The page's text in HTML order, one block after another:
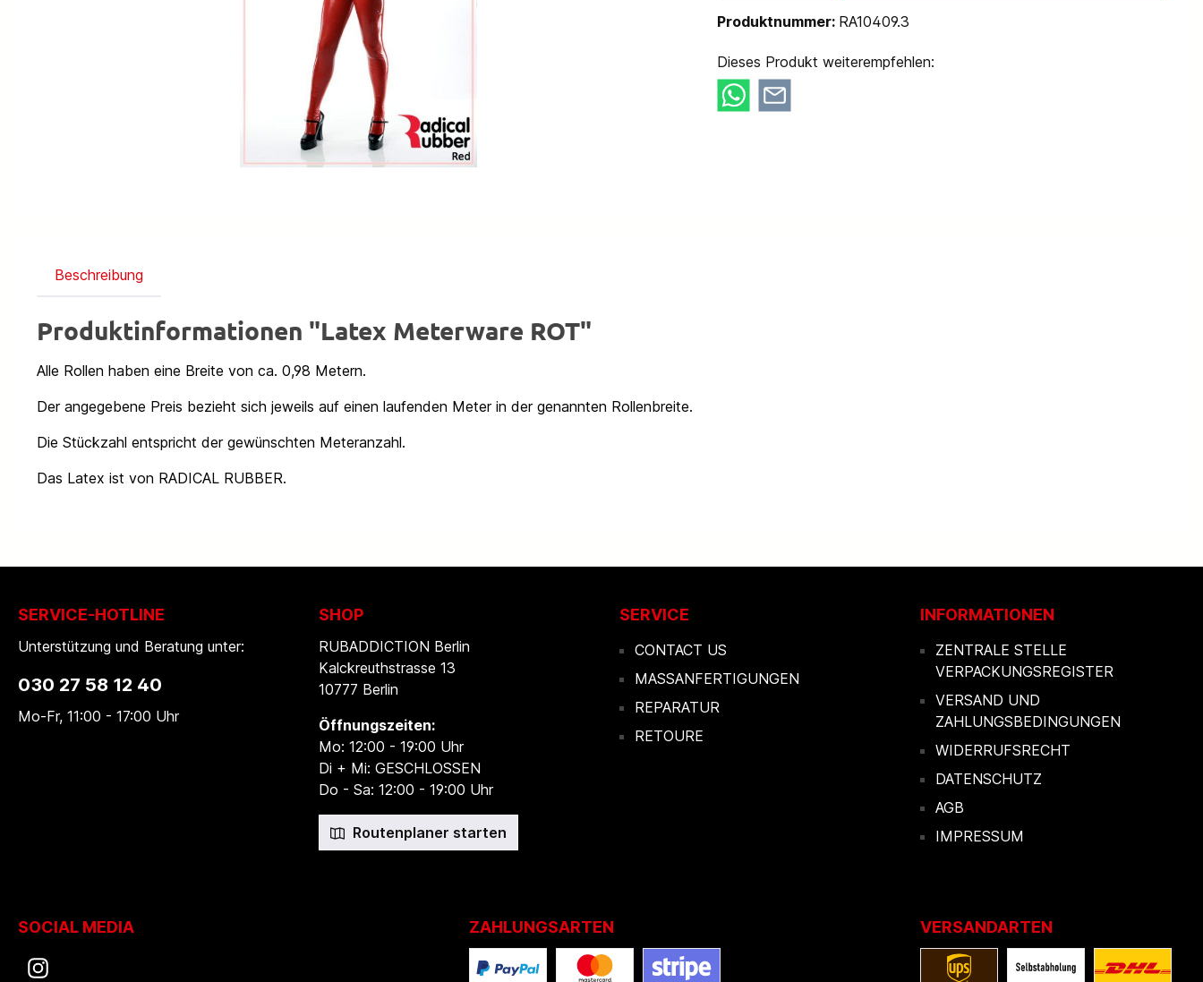
Produktnummer: RA10409.3
Dieses Produkt weiterempfehlen:
Beschreibung
Produktinformationen "Latex Meterware ROT"
Alle Rollen haben eine Breite von ca. 0,98 Metern.
Der angegebene Preis bezieht sich jeweils auf einen laufenden Meter in der genannten Rollenbreite.
Die Stückzahl entspricht der gewünschten Meteranzahl.
Das Latex ist von RADICAL RUBBER.
SHOP
RUBADDICTION Berlin
Kalckreuthstrasse 13
10777 Berlin
Öffnungszeiten:
Mo: 12:00 - 19:00 Uhr
Di + Mi: GESCHLOSSEN
Do - Sa: 12:00 - 19:00 Uhr
Routenplaner starten
SERVICE
CONTACT US
MASSANFERTIGUNGEN
REPARATUR
RETOURE
INFORMATIONEN
ZENTRALE STELLE
VERPACKUNGSREGISTER
VERSAND UND
ZAHLUNGSBEDINGUNGEN
WIDERRUFSRECHT
DATENSCHUTZ
AGB
IMPRESSUM
SERVICE-HOTLINE
Unterstützung und Beratung unter:
030 27 58 12 40
Mo-Fr, 11:00 - 17:00 Uhr
SOCIAL MEDIA ZAHLUNGSARTEN VERSANDARTEN